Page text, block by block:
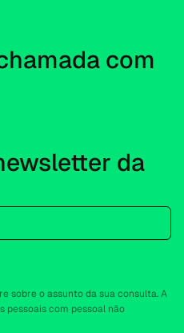
com
da
sobre o assunto da sua consulta. A
pessoais com pessoal não